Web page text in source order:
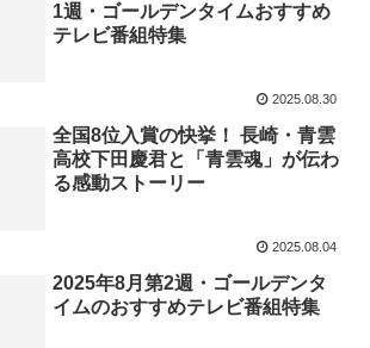
1週・ゴールデンタイムおすすめ
テレビ番組特集
2025.08.30
全国8位入賞の快挙！ 長崎・青雲
高校下田慶君と「青雲魂」が伝わ
る感動ストーリー
2025.08.04
2025年8月第2週・ゴールデンタ
イムのおすすめテレビ番組特集